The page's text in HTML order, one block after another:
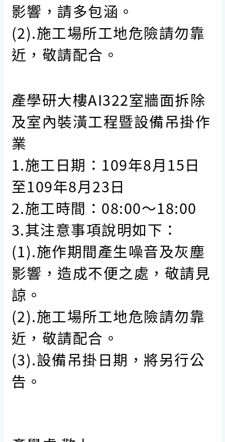
影響，請多包涵。
(2).施工場所工地危險請勿靠
近，敬請配合。
產學研大樓AI322室牆面拆除
及室內裝潢工程暨設備吊掛作
業
1.施工日期：109年8月15日
至109年8月23日
2.施工時間：08:00～18:00
3.其注意事項說明如下：
(1).施作期間產生噪音及灰塵
影響，造成不便之處，敬請見
諒。
(2).施工場所工地危險請勿靠
近，敬請配合。
(3).設備吊掛日期，將另行公
告。